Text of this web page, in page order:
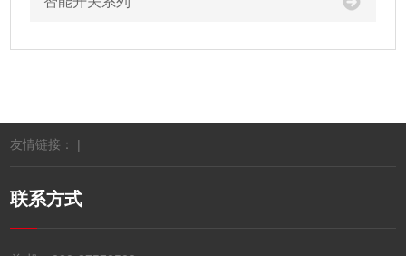
友情链接： |
联系方式